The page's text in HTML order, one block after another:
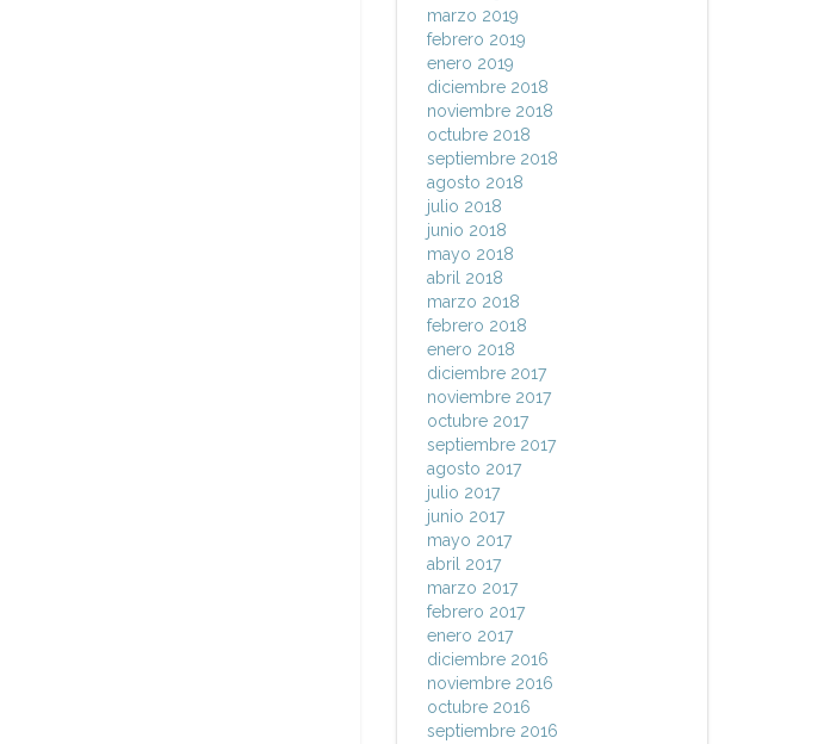
marzo 2019
febrero 2019
enero 2019
diciembre 2018
noviembre 2018
octubre 2018
septiembre 2018
agosto 2018
julio 2018
junio 2018
mayo 2018
abril 2018
marzo 2018
febrero 2018
enero 2018
diciembre 2017
noviembre 2017
octubre 2017
septiembre 2017
agosto 2017
julio 2017
junio 2017
mayo 2017
abril 2017
marzo 2017
febrero 2017
enero 2017
diciembre 2016
noviembre 2016
octubre 2016
septiembre 2016